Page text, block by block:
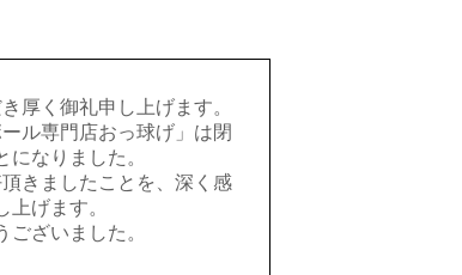
厚く御礼申し上げます。
ル専門店おっ球げ」は閉
になりました。
きましたことを、深く感
上げます。
ございました。